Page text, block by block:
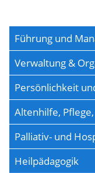
Führung und
Verwaltung &
Persönlichkeit
Altenhilfe,
Palliativ- und
Heilpädagogik